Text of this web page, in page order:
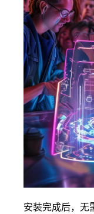
安装完成后，无